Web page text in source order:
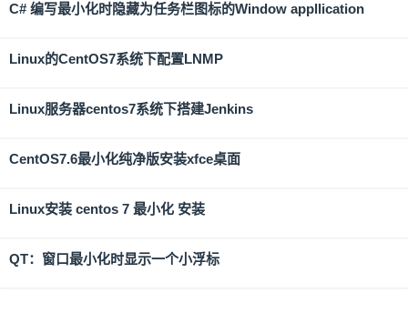
C# 编写最小化时隐藏为任务栏图标的Window appllication
Linux的CentOS7系统下配置LNMP
Linux服务器centos7系统下搭建Jenkins
CentOS7.6最小化纯净版安装xfce桌面
Linux安装 centos 7 最小化 安装
QT：窗口最小化时显示一个小浮标